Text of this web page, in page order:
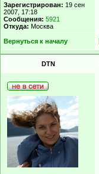
Зарегистрирован: 19 сен
2007, 17:18
Сообщения: 5921
Откуда: Москва
Вернуться к началу
DTN